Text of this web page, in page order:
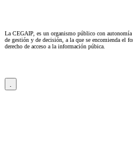
La CEGAIP, es un organismo público con autonomía
de gestión y de decisión, a la que se encomienda el
derecho de acceso a la información púbica.